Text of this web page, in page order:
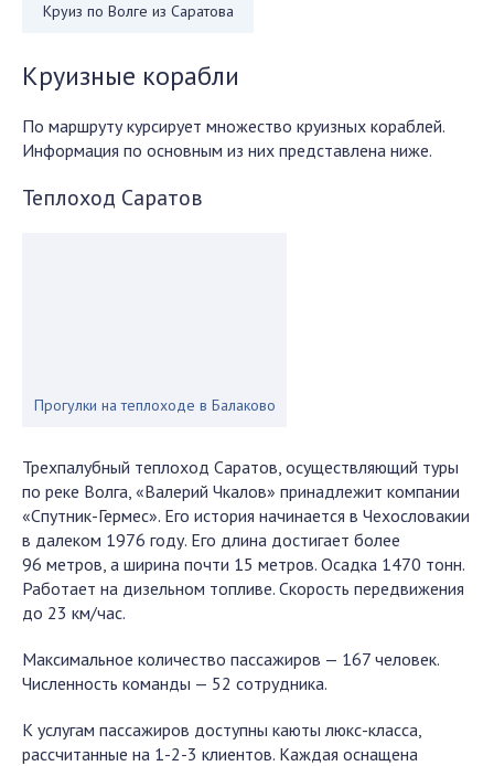
Круиз по Волге из Саратова
Круизные корабли
По маршруту курсирует множество круизных кораблей.
Информация по основным из них представлена ниже.
Теплоход Саратов
Прогулки на теплоходе в Балаково
Трехпалубный теплоход Саратов, осуществляющий туры
по реке Волга, «Валерий Чкалов» принадлежит компании
«Спутник-Гермес». Его история начинается в Чехословакии
в далеком 1976 году. Его длина достигает более
96 метров, а ширина почти 15 метров. Осадка 1470 тонн.
Работает на дизельном топливе. Скорость передвижения
до 23 км/час.
Максимальное количество пассажиров — 167 человек.
Численность команды — 52 сотрудника.
К услугам пассажиров доступны каюты люкс-класса,
рассчитанные на 1-2-3 клиентов. Каждая оснащена